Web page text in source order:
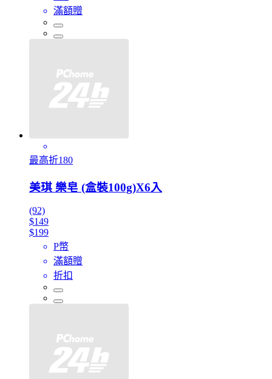
滿額贈
最高折180
美琪 樂皂 (盒裝100g)X6入
(92)
$149
$199
P幣
滿額贈
折扣